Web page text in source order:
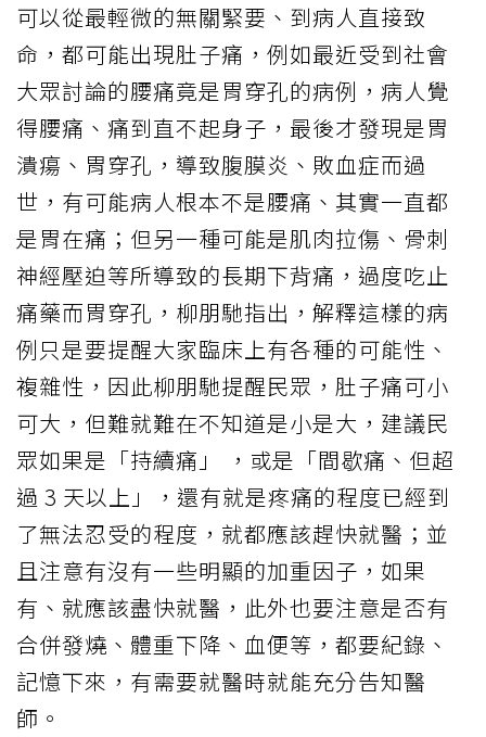
可以從最輕微的無關緊要、到病人直接致
命，都可能出現肚子痛，例如最近受到社會
大眾討論的腰痛竟是胃穿孔的病例，病人覺
得腰痛、痛到直不起身子，最後才發現是胃
潰瘍、胃穿孔，導致腹膜炎、敗血症而過
世，有可能病人根本不是腰痛、其實一直都
是胃在痛；但另一種可能是肌肉拉傷、骨刺
神經壓迫等所導致的長期下背痛，過度吃止
痛藥而胃穿孔，柳朋馳指出，解釋這樣的病
例只是要提醒大家臨床上有各種的可能性、
複雜性，因此柳朋馳提醒民眾，肚子痛可小
可大，但難就難在不知道是小是大，建議民
眾如果是「持續痛」 ，或是「間歇痛、但超
過 3 天以上」，還有就是疼痛的程度已經到
了無法忍受的程度，就都應該趕快就醫；並
且注意有沒有一些明顯的加重因子，如果
有、就應該盡快就醫，此外也要注意是否有
合併發燒、體重下降、血便等，都要紀錄、
記憶下來，有需要就醫時就能充分告知醫
師。